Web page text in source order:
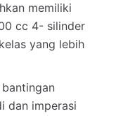
memiliki
cc 4- silinder
yang lebih
dan imperasi